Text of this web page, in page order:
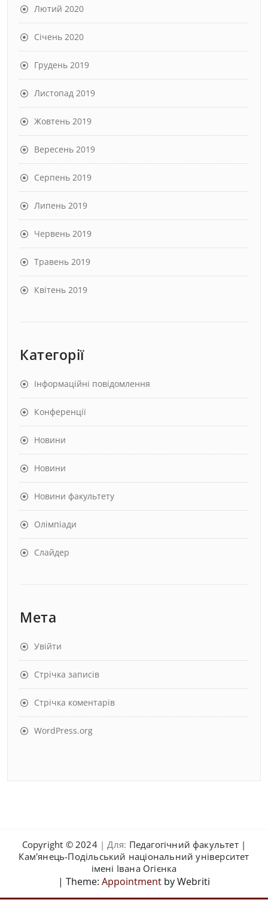
Лютий 2020
Січень 2020
Грудень 2019
Листопад 2019
Жовтень 2019
Вересень 2019
Серпень 2019
Липень 2019
Червень 2019
Травень 2019
Квітень 2019
Категорії
Інформаційні повідомлення
Конференції
Новини
Новини
Новини факультету
Олімпіади
Слайдер
Мета
Увійти
Стрічка записів
Стрічка коментарів
WordPress.org
Copyright © 2024| Для: Педагогічний факультет |
Кам'янець-Подільський національний університет
імені Івaнa Oгієнкa
| Theme: Appointment by Webriti